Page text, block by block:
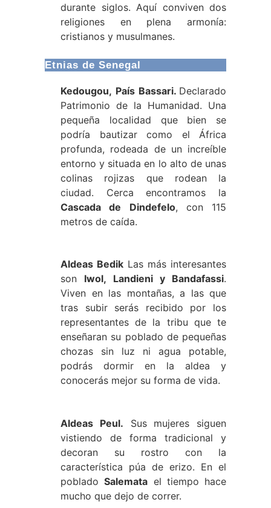
durante siglos. Aquí conviven dos
religiones en plena armonía:
cristianos y musulmanes.
Etnias de Senegal
Kedougou, País Bassari. Declarado
Patrimonio de la Humanidad. Una
pequeña localidad que bien se
podría bautizar como el África
profunda, rodeada de un increíble
entorno y situada en lo alto de unas
colinas rojizas que rodean la
ciudad. Cerca encontramos la
Cascada de Dindefelo, con 115
metros de caída.
Aldeas Bedik Las más interesantes
son Iwol, Landieni y Bandafassi.
Viven en las montañas, a las que
tras subir serás recibido por los
representantes de la tribu que te
enseñaran su poblado de pequeñas
chozas sin luz ni agua potable,
podrás dormir en la aldea y
conocerás mejor su forma de vida.
Aldeas Peul. Sus mujeres siguen
vistiendo de forma tradicional y
decoran su rostro con la
característica púa de erizo. En el
pobladoSalemata el tiempo hace
mucho que dejo de correr.